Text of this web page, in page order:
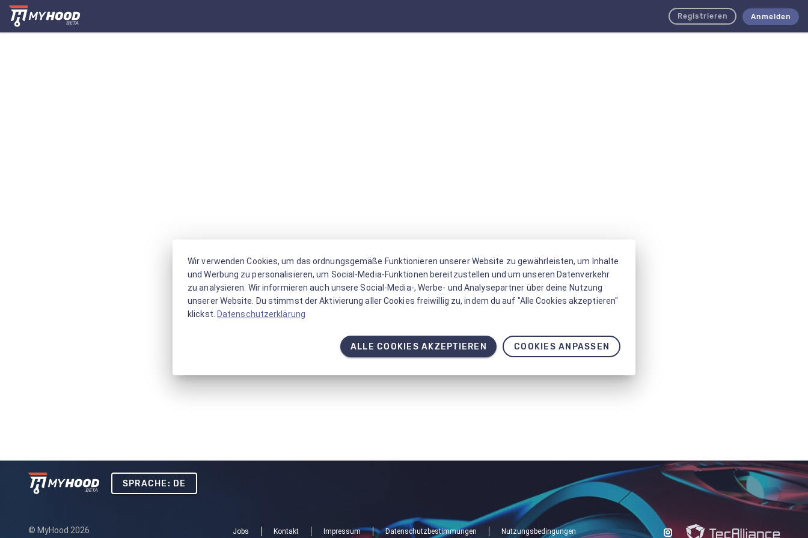
Registrieren Anmelden
SPRACHE: DE
© MyHood 2026 Jobs Kontakt Impressum Datenschutzbestimmungen Nutzungsbedingungen
Wir verwenden Cookies, um das ordnungsgemäße Funktionieren unserer Website zu gewährleisten, um Inhalte
und Werbung zu personalisieren, um Social-Media-Funktionen bereitzustellen und um unseren Datenverkehr
zu analysieren. Wir informieren auch unsere Social-Media-, Werbe- und Analysepartner über deine Nutzung
unserer Website. Du stimmst der Aktivierung aller Cookies freiwillig zu, indem du auf "Alle Cookies akzeptieren"
klickst. Datenschutzerklärung
ALLE COOKIES AKZEPTIEREN COOKIES ANPASSEN